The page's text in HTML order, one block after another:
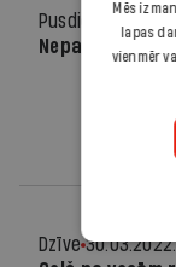
Pusdienās
Nepatīk Robins
Dzīve 30.03.2022.
Mēs
lapas
vienmēr